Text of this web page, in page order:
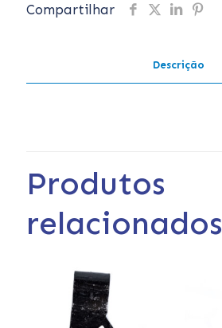
Compartilhar
Descrição
Produtos
relacionados